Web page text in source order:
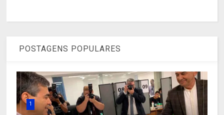
POSTAGENS POPULARES
1